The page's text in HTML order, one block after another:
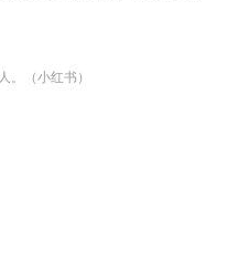
（小红书）